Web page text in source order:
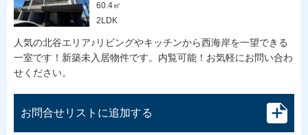
60.4㎡
2LDK
人気の北谷エリア♪リビングやキッチンから西海岸を一望できる
一室です！新築未入居物件です。内覧可能！お気軽にお問い合わ
せください。
お問合せリストに追加する